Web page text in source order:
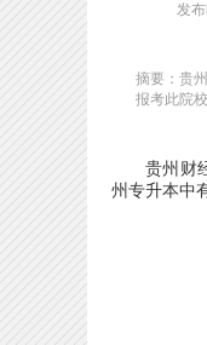
发布
摘要：贵
报考此院
贵州财
州专升本中